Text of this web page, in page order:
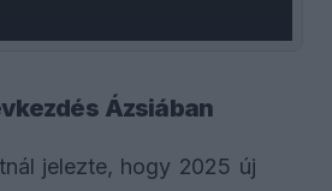
Ázsiában
jelezte, hogy 2025 új